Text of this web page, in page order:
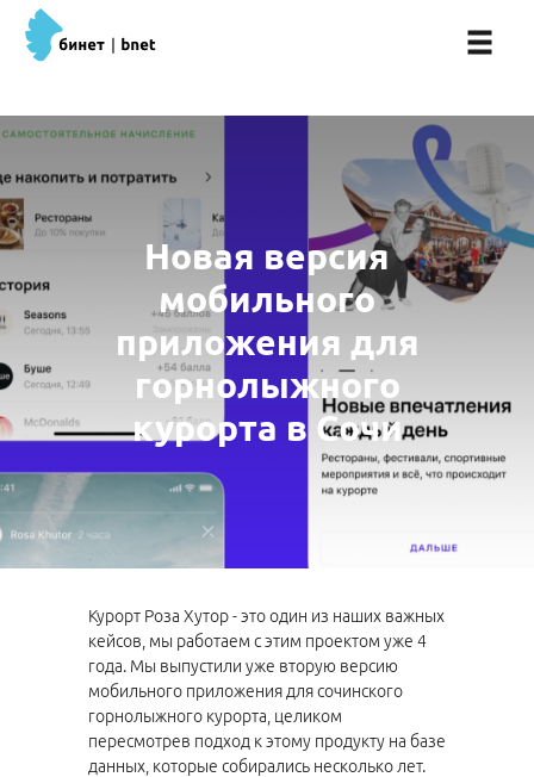
Новая версия
мобильного
приложения для
горнолыжного
курорта в Сочи
Курорт Роза Хутор - это один из наших важных
кейсов, мы работаем с этим проектом уже 4
года. Мы выпустили уже вторую версию
мобильного приложения для сочинского
горнолыжного курорта, целиком
пересмотрев подход к этому продукту на базе
данных, которые собирались несколько лет.